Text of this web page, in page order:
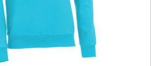
gewählt
werden